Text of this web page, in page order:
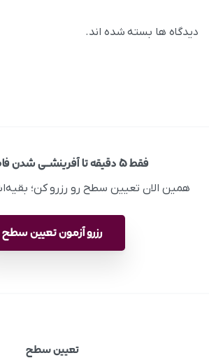
دیدگاه ها بسته شده اند.
فقط ۵ دقیقه تا آفرینشــی شدن فاصله دارید!
همین الان تعیین سطح رو رزرو کن؛
رزرو آزمون تعیین سطح
تعیین سطح